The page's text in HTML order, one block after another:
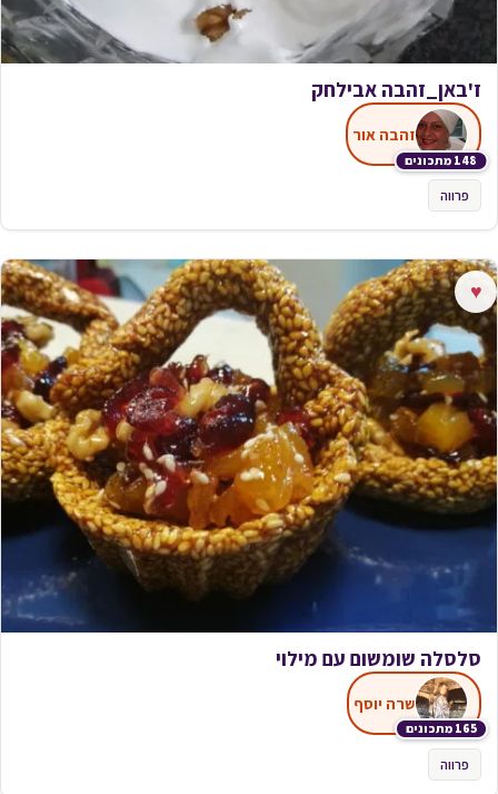
ז'באן_זהבה אבילחק
148 מתכונים
זהבה אור
פרווה
♥
סלסלה שומשום עם מילוי
165 מתכונים
שרה יוסף
פרווה